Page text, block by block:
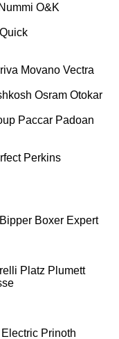
Nummi O&K
Movano Vectra
Osram Otokar
Paccar Padoan
Perkins
Bipper Boxer Expert
Platz Plumett
Prinoth